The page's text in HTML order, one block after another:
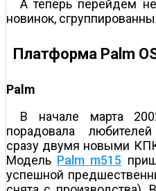
А теперь перейдем
новинок,
Платформа Palm
Palm
В начале марта
порадовала
сразу двумя новыми
Модель Palm m515
успешной